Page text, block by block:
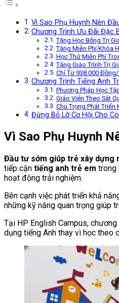
Vì Sao Phụ Huynh Nên
Chương Trình Ưu Đãi Đặc
Tặng Học Bổng Trị
Tặng Miễn Phí Khóa
Học Thử Miễn Phí
Tặng Giáo Trình Trị
Chỉ Từ 938.000
Chương Trình Tiếng Anh
Phương Pháp Học
Giáo Viên Theo Sát
Chú Trọng Phát Triển
Đừng Bỏ Lỡ Cơ Hội Cho
Vì Sao Phụ Huynh
Đầu tư sớm giúp trẻ xây dựng
tiếp cận tiếng anh trẻ em trong
hoạt động trải nghiệm.
Bên cạnh việc phát triển khả
những kỹ năng quan trọng giúp
Tại HP English Campus, chương
dụng tiếng Anh thay vì học theo